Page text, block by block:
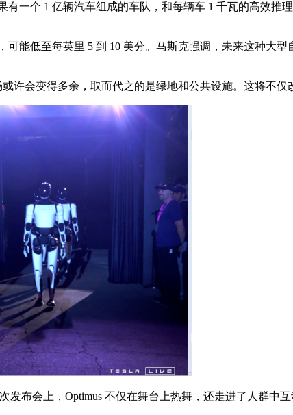
一个 1 亿辆汽车组成的车队，和每辆车 1 千瓦的高效推
能低至每英里 5 到 10 美分。马斯克强调，未来这种大
会变得多余，取而代之的是绿地和公共设施。这将不仅
布会上，Optimus 不仅在舞台上热舞，还走进了人群中